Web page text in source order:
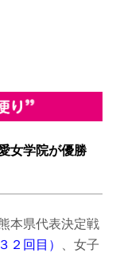
女学院が優勝
本県代表決定戦
２回目）
、女子